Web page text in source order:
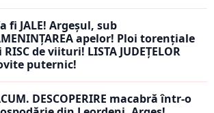
fi JALE! Argeșul, sub
apelor! Ploi torențiale
RISC de viituri! LISTA JUDEȚELOR
puternic!
DESCOPERIRE macabră într-o